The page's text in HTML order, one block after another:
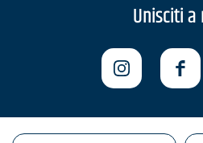
Unisciti a